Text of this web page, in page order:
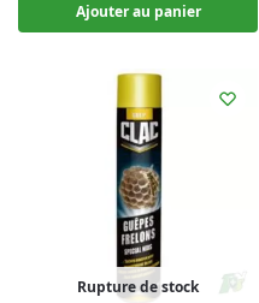
Ajouter au panier
Rupture de stock